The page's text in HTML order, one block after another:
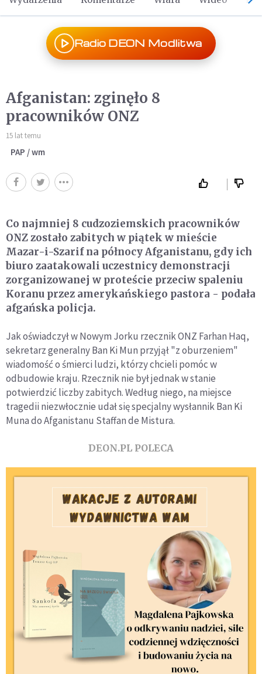
Radio DEON Modlitwa
Afganistan: zginęło 8
pracowników ONZ
15 lat temu
PAP / wm
Co najmniej 8 cudzoziemskich pracowników
ONZ zostało zabitych w piątek w mieście
Mazar-i-Szarif na północy Afganistanu, gdy ich
biuro zaatakowali uczestnicy demonstracji
zorganizowanej w proteście przeciw spaleniu
Koranu przez amerykańskiego pastora - podała
afgańska policja.
Jak oświadczył w Nowym Jorku rzecznik ONZ Farhan Haq,
sekretarz generalny Ban Ki Mun przyjął "z oburzeniem"
wiadomość o śmierci ludzi, którzy chcieli pomóc w
odbudowie kraju. Rzecznik nie był jednak w stanie
potwierdzić liczby zabitych. Według niego, na miejsce
tragedii niezwłocznie udał się specjalny wysłannik Ban Ki
Muna do Afganistanu Staffan de Mistura.
DEON.PL POLECA